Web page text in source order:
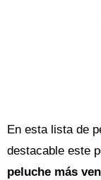
En esta lista de
destacable este
peluche más